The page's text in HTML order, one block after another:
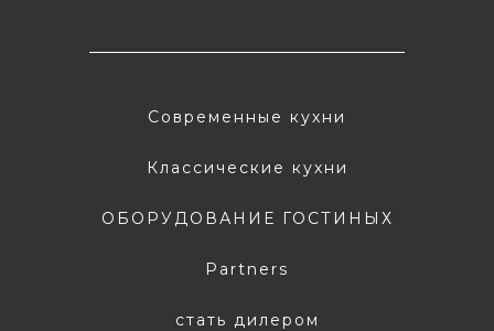
Современные кухни
Классические кухни
ОБОРУДОВАНИЕ ГОСТИНЫХ
Partners
стать дилером